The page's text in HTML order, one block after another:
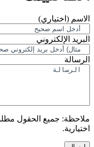
الاسم (اختياري)
البريد الإلكتروني
الرسالة
ملاحظة: جميع الحقول
اختيارية.